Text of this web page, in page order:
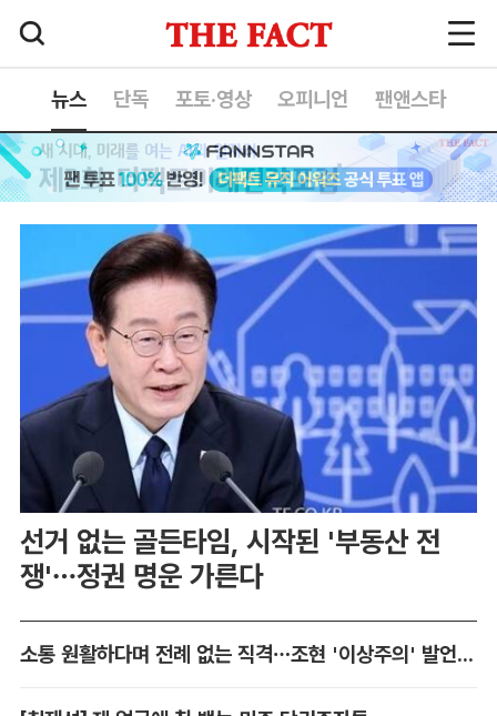
뉴스 단독 포토·영상 오피니언 팬앤스타
선거 없는 골든타임, 시작된 '부동산 전
쟁'…정권 명운 가른다
소통 원활하다며 전례 없는 직격…조현 '이상주의' 발언 논란